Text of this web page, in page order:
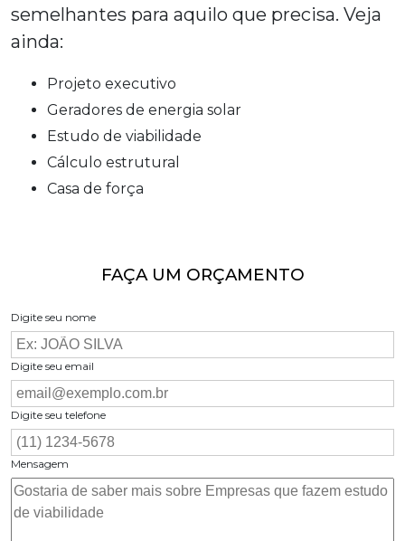
semelhantes para aquilo que precisa. Veja
ainda:
projeto executivo
geradores de energia solar
estudo de viabilidade
cálculo estrutural
casa de força
FAÇA UM ORÇAMENTO
Digite seu nome
Digite seu email
Digite seu telefone
Mensagem